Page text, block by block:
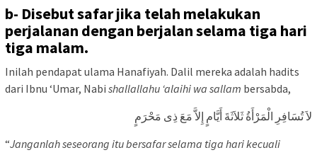
b- Disebut safar jika telah melakukan
perjalanan dengan berjalan selama tiga hari
tiga malam.
Inilah pendapat ulama Hanafiyah. Dalil mereka adalah hadits
dari Ibnu ‘Umar, Nabi shallallahu ‘alaihi wa sallam bersabda,
لاَ تُسَافِرِ الْمَرْأَةُ ثَلاَثَةَ أَيَّامٍ إِلاَّ مَعَ ذِى مَحْرَمٍ
“Janganlah seseorang itu bersafar selama tiga hari kecuali